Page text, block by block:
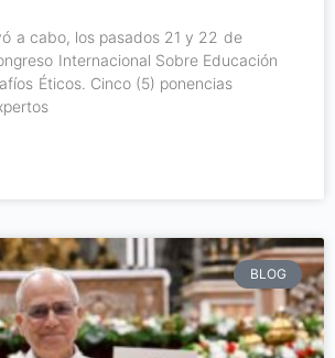
a cabo, los pasados 21 y 22 de
Internacional Sobre Educación
Éticos. Cinco (5) ponencias
BLOG